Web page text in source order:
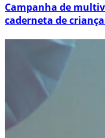
Campanha de
caderneta de